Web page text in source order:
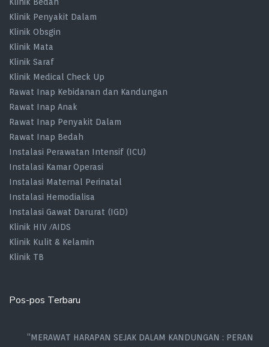
Klinik Penyakit Dalam
Klinik Obsgin
Klinik Mata
Klinik Saraf
Klinik Medical Check Up
Rawat Inap Kebidanan dan Kandungan
Rawat Inap Anak
Rawat Inap Penyakit Dalam
Rawat Inap Bedah
Instalasi Perawatan Intensif (ICU)
Instalasi Kamar Operasi
Instalasi Maternal Perinatal
Instalasi Hemodialisa
Instalasi Gawat Darurat (IGD)
Klinik HIV /AIDS
Klinik Kulit & Kelamin
Klinik TB
Pos-pos Terbaru
“MERAWAT HARAPAN SEJAK DALAM KANDUNGAN : PERAN